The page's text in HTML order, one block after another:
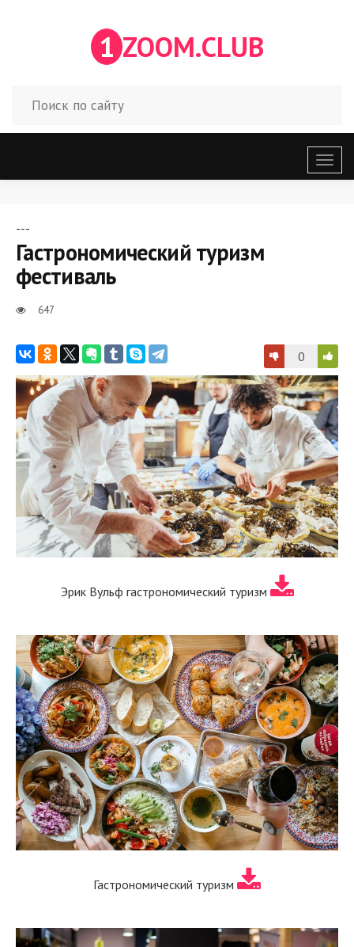
1 ZOOM.CLUB
меню
---
Гастрономический туризм
фестиваль
647
0
Эрик Вульф гастрономический туризм
Гастрономический туризм